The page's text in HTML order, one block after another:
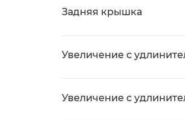
Задняя крышка
Увеличение с
Увеличение с